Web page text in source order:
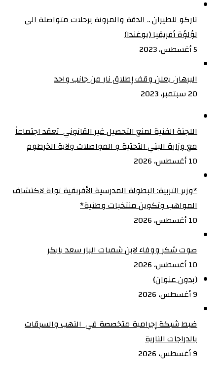
تاركو للطيران .. الدقة والمرونة برحلات متواصلة الى
لؤلؤة أفريقيا (يوغندا)
5 أغسطس، 2023
البرهان يعلن وقف إطلاق نار من جانب واحد
20 سبتمبر، 2023
اللجنة الفنية لمنع التحصيل غير القانوني تعقد اجتماعاً
مع وزارة البني التحتية و المواصلات ولاية الخرطوم
10 أغسطس، 2026
‏*وزير التربية: البطولة المدرسية الأفريقية نواة لاكتشاف
المواهب وتكوين منتخبات وطنية*
10 أغسطس، 2026
صوت شكر ووفاء لابن شمبات البار سعد بابكر
10 أغسطس، 2026
(بدون عنوان)
9 أغسطس، 2026
ضبط شبكة إجرامية متخصصة في النهب والسرقات
بالدراجات النارية‏
9 أغسطس، 2026